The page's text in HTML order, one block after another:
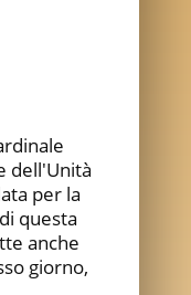
dell'Unità
per la
questa
anche
giorno,